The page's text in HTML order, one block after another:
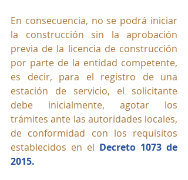
En consecuencia, no se podrá iniciar
la construcción sin la aprobación
previa de la licencia de construcción
por parte de la entidad competente,
es decir, para el registro de una
estación de servicio, el solicitante
debe inicialmente, agotar los
trámites ante las autoridades locales,
de conformidad con los requisitos
establecidos en el Decreto 1073 de
2015.